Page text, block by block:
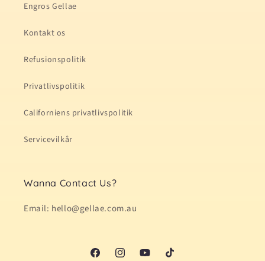
Engros Gellae
Kontakt os
Refusionspolitik
Privatlivspolitik
Californiens privatlivspolitik
Servicevilkår
Wanna Contact Us?
Email: hello@gellae.com.au